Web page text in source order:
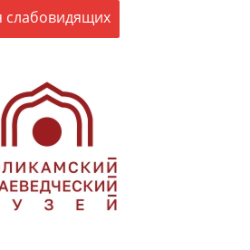
слабовидящих